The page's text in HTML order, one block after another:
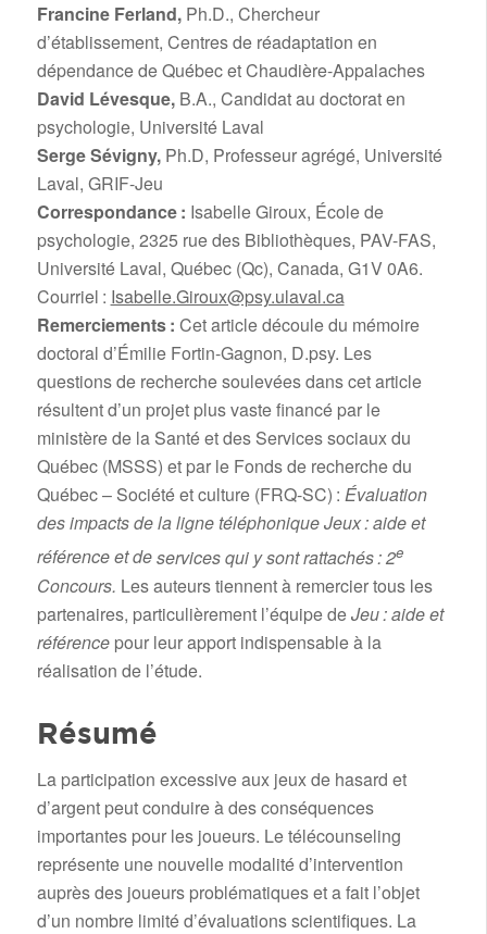
Francine Ferland,Ph.D., Chercheur
d’établissement, Centres de réadaptation en
dépendance de Québec et Chaudière-Appalaches
David Lévesque,B.A., Candidat au doctorat en
psychologie, Université Laval
Serge Sévigny,Ph.D, Professeur agrégé, Université
Laval, GRIF-Jeu
Correspondance : Isabelle Giroux, École de
psychologie, 2325 rue des Bibliothèques, PAV-FAS,
Université Laval, Québec (Qc), Canada, G1V 0A6.
Courriel : Isabelle.Giroux@psy.ulaval.ca
Remerciements : Cet article découle du mémoire
doctoral d’Émilie Fortin-Gagnon, D.psy. Les
questions de recherche soulevées dans cet article
résultent d’un projet plus vaste financé par le
ministère de la Santé et des Services sociaux du
Québec (MSSS) et par le Fonds de recherche du
Québec – Société et culture (FRQ-SC) : Évaluation
des impacts de la ligne téléphonique Jeux : aide et
référence et deservices qui y sont rattachés : 2e
Concours. Les auteurs tiennent à remercier tous les
partenaires, particulièrement l’équipe deJeu : aide et
référencepour leur apport indispensable à la
réalisation de l’étude.
Résumé
La participation excessive aux jeux de hasard et
d’argent peut conduire à des conséquences
importantes pour les joueurs. Le télécounseling
représente une nouvelle modalité d’intervention
auprès des joueurs problématiques et a fait l’objet
d’un nombre limité d’évaluations scientifiques. La